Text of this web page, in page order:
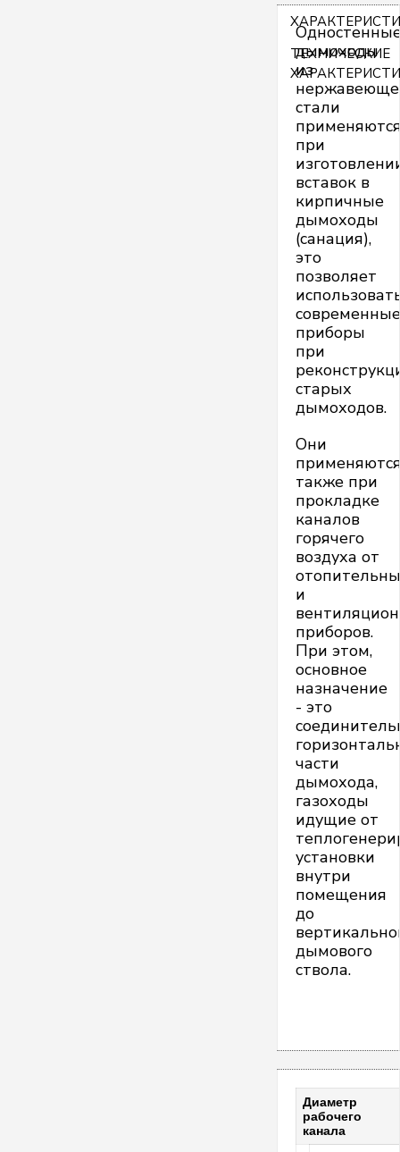
ТЕХНИЧЕСКИЕ
дымоходы
из
стали
при
вставок в
кирпичные
дымоходы
(санация),
это
позволяет
современные
приборы
при
старых
дымоходов.
Они
также при
прокладке
каналов
горячего
воздуха от
и
приборов.
При этом,
основное
назначение
- это
части
дымохода,
газоходы
идущие от
установки
внутри
помещения
до
дымового
ствола.
Диаметр
рабочего
канала